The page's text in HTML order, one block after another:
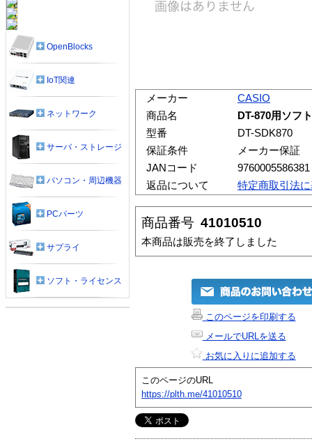
メーカー
CASIO
商品名
DT-870用ソフ
型番
DT-SDK870
保証条件
メーカー保証
JANコード
9760005586381
返品について
特定商取引法
商品番号 41010510
本商品は販売を終了しました
このページを印刷する
メールでURLを送る
お気に入りに追加する
このページのURL
https://plth.me/41010510
OpenBlocks
IoT関連
ネットワーク
サーバ・ストレージ
パソコン・周辺機器
PCパーツ
サプライ
ソフト・ライセンス